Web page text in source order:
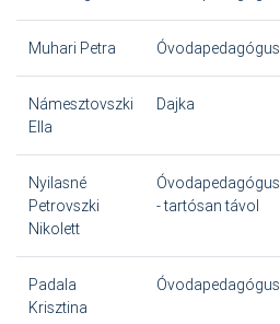
Muhari Petra Óvodapedagógus
Námesztovszki
Ella
Dajka
Nyilasné
Petrovszki
Nikolett
Óvodapedagógus
- tartósan távol
Padala
Krisztina
Óvodapedagógus